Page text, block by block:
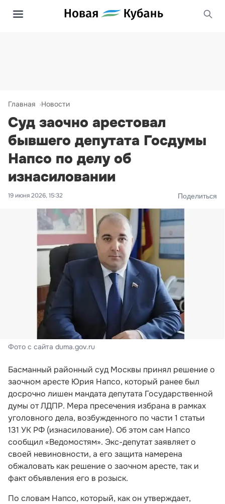
Главная Новости
Суд заочно арестовал
бывшего депутата Госдумы
Напсо по делу об
изнасиловании
19 июня 2026, 15:32 Поделиться
Фото с сайта duma.gov.ru
Басманный районный суд Москвы принял решение о
заочном аресте Юрия Напсо, который ранее был
досрочно лишен мандата депутата Государственной
думы от ЛДПР. Мера пресечения избрана в рамках
уголовного дела, возбужденного по части 1 статьи
131 УК РФ (изнасилование). Об этом сам Напсо
сообщил «Ведомостям». Экс-депутат заявляет о
своей невиновности, а его защита намерена
обжаловать как решение о заочном аресте, так и
факт объявления его в розыск.
По словам Напсо, который, как он утверждает,